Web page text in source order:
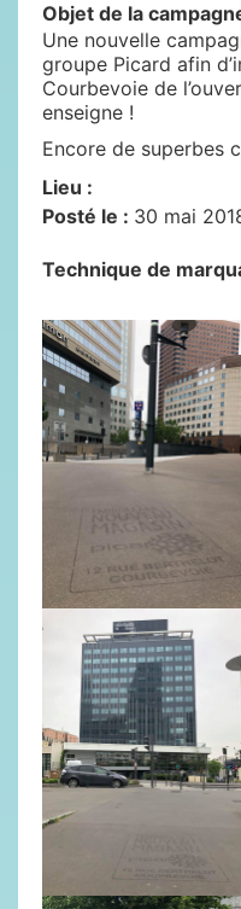
Objet de la
Une nouvelle
groupe Picard afin
Courbevoie de
enseigne !
Encore de superbes
Lieu :
Posté le : 30 mai
Technique de